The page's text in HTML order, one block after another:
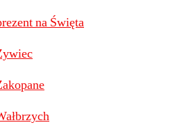
na Święta